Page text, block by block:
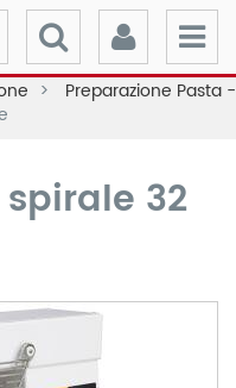
Preparazione Pasta -
32